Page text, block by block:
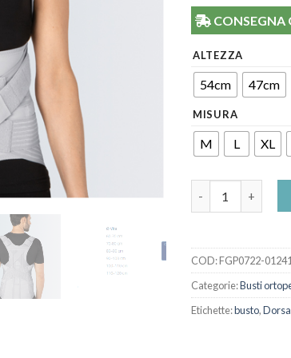
CONSEGNA
ALTEZZA
54cm 47cm
MISURA
M L XL
COD:FGP0722-
Categorie:Busti
Etichette:busto,